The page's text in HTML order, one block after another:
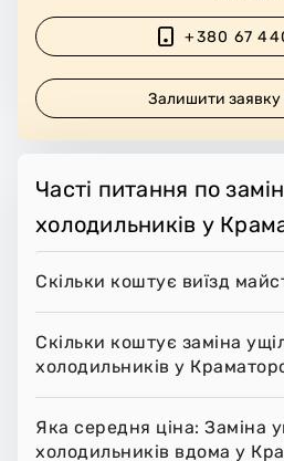
+380 67
Залишити заявку
Часті питання по
холодильників у
Скільки коштує виїзд
Скільки коштує заміна
холодильників у
Яка середня ціна: Заміна
холодильників вдома у